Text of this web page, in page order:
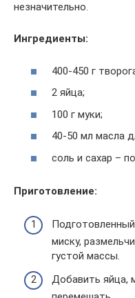
незначительно.
Ингредиенты:
400-450 г
2 яйца;
100 г муки;
40-50 мл масла
соль и сахар –
Приготовление:
миску,
густой массы.
Добавить яйца,